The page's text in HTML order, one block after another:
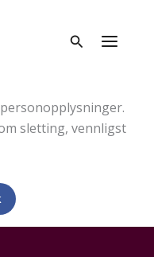
sletting, vennligst